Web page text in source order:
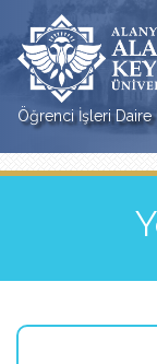
Öğrenci İşleri Daire